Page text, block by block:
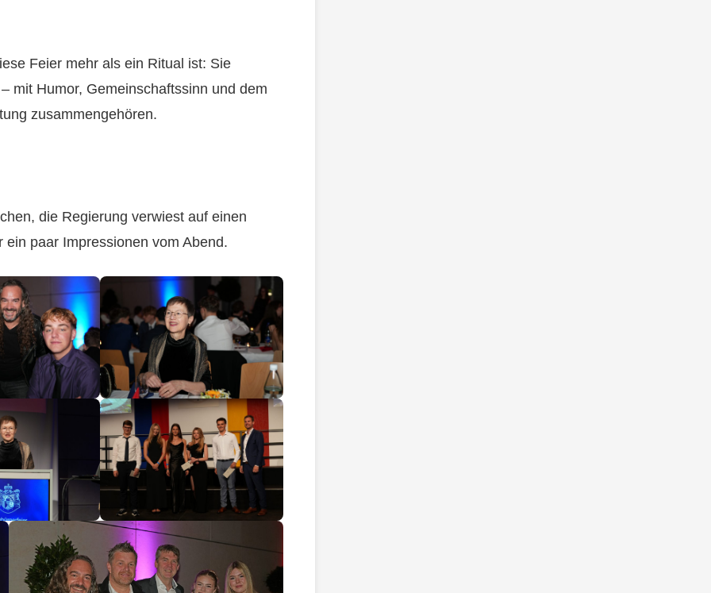
Feier mehr als ein Ritual ist: Sie
mit Humor, Gemeinschaftssinn und dem
zusammengehören.
die Regierung verwiest auf einen
paar Impressionen vom Abend.